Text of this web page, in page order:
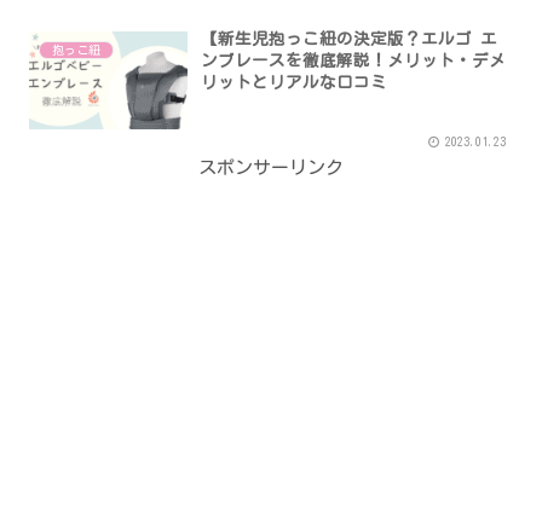
抱っこ紐
【新生児抱っこ紐の決定版？エルゴ エ
ンブレースを徹底解説！メリット・デメ
リットとリアルな口コミ
2023.01.23
スポンサーリンク